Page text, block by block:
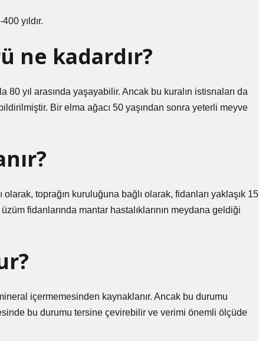
yıldır.
ne kadardır?
80 yıl arasında yaşayabilir. Ancak bu kuralın istisnaları da
Bir elma ağacı 50 yaşından sonra yeterli meyve
toprağın kuruluğuna bağlı olarak, fidanları yaklaşık 15
fidanlarında mantar hastalıklarının meydana geldiği
içermemesinden kaynaklanır. Ancak bu durumu
bu durumu tersine çevirebilir ve verimi önemli ölçüde